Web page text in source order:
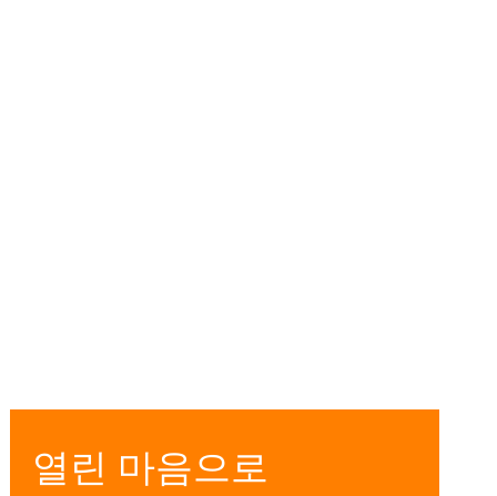
열린 마음으로